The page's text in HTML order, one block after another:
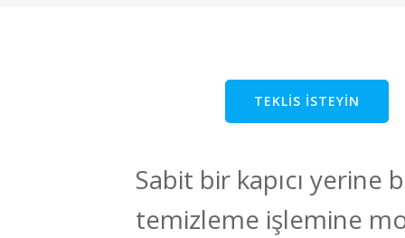
TEKLIS ISTEYIN
Sabit bir kapıcı yerine
temizleme işlemine